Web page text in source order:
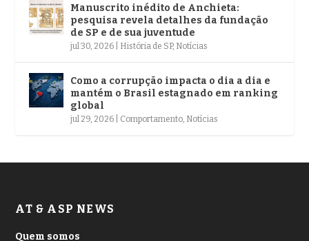
Manuscrito inédito de Anchieta:
pesquisa revela detalhes da fundação
de SP e de sua juventude
jul 30, 2026 História de SP, Notícias
Como a corrupção impacta o dia a dia e
mantém o Brasil estagnado em ranking
global
jul 29, 2026 Comportamento, Notícias
AT & ASP NEWS
Quem somos